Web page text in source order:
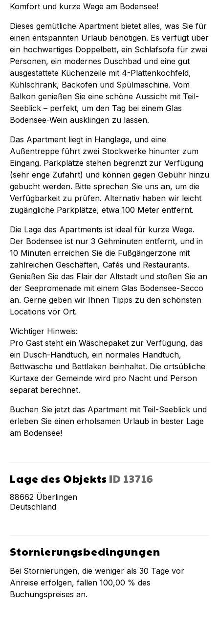
Komfort und kurze Wege am Bodensee!
Dieses gemütliche Apartment bietet alles, was Sie für
einen entspannten Urlaub benötigen. Es verfügt über
ein hochwertiges Doppelbett, ein Schlafsofa für zwei
Personen, ein modernes Duschbad und eine gut
ausgestattete Küchenzeile mit 4-Plattenkochfeld,
Kühlschrank, Backofen und Spülmaschine. Vom
Balkon genießen Sie eine schöne Aussicht mit Teil-
Seeblick – perfekt, um den Tag bei einem Glas
Bodensee-Wein ausklingen zu lassen.
Das Apartment liegt in Hanglage, und eine
Außentreppe führt zwei Stockwerke hinunter zum
Eingang. Parkplätze stehen begrenzt zur Verfügung
(sehr enge Zufahrt) und können gegen Gebühr hinzu
gebucht werden. Bitte sprechen Sie uns an, um die
Verfügbarkeit zu prüfen. Alternativ haben wir leicht
zugängliche Parkplätze, etwa 100 Meter entfernt.
Die Lage des Apartments ist ideal für kurze Wege.
Der Bodensee ist nur 3 Gehminuten entfernt, und in
10 Minuten erreichen Sie die Fußgängerzone mit
zahlreichen Geschäften, Cafés und Restaurants.
Genießen Sie das Flair der Altstadt und stoßen Sie an
der Seepromenade mit einem Glas Bodensee-Secco
an. Gerne geben wir Ihnen Tipps zu den schönsten
Locations vor Ort.
Wichtiger Hinweis:
Pro Gast steht ein Wäschepaket zur Verfügung, das
ein Dusch-Handtuch, ein normales Handtuch,
Bettwäsche und Bettlaken beinhaltet. Die ortsübliche
Kurtaxe der Gemeinde wird pro Nacht und Person
separat berechnet.
Buchen Sie jetzt das Apartment mit Teil-Seeblick und
erleben Sie einen erholsamen Urlaub in bester Lage
am Bodensee!
Lage des Objekts ID 13716
88662 Überlingen
Deutschland
Stornierungsbedingungen
Bei Stornierungen, die weniger als 30 Tage vor
Anreise erfolgen, fallen 100,00 % des
Buchungspreises an.